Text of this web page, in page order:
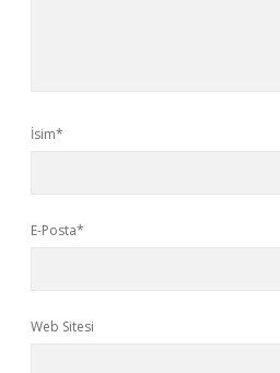
İsim*
E-Posta*
Web Sitesi